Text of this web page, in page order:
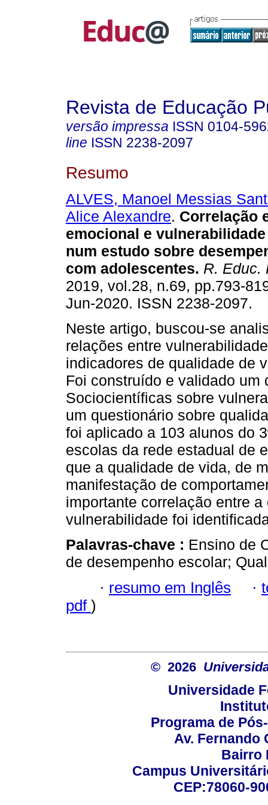
Revista de Educação
versão impressa ISSN 0104-
line ISSN 2238-2097
Resumo
ALVES, Manoel Messias
Alice Alexandre. Correlação
emocional e vulnerabilidade
num estudo sobre
com adolescentes. R. Educ.
2019, vol.28, n.69, pp.793-
Jun-2020. ISSN 2238-2097.
Neste artigo, buscou-se
relações entre
indicadores de qualidade de
Foi construído e validado um
Sociocientíficas sobre
um questionário sobre
foi aplicado a 103 alunos do
escolas da rede estadual de
que a qualidade de vida, de
manifestação de
importante correlação entre
vulnerabilidade foi
Palavras-chave : Ensino de
de desempenho escolar;
· resumo em Inglês ·
pdf )
© 2026
Universidade
Programa de
Av. Fernando
Bairro
Campus
CEP:78060-